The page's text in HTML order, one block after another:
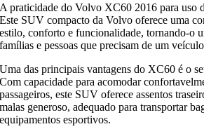
A praticidade do Volvo XC60 2016 para uso
Este SUV compacto da Volvo oferece uma
estilo, conforto e funcionalidade, tornando-o
famílias e pessoas que precisam de um
Uma das principais vantagens do XC60 é o
Com capacidade para acomodar
passageiros, este SUV oferece assentos
malas generoso, adequado para transportar
equipamentos esportivos.